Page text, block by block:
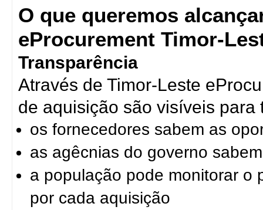
O que queremos
eProcurement Timor-
Transparência
Através de Timor-Leste
de aquisição são visíveis para
os fornecedores sabem as
as agêcnias do governo
a população pode monitorar o
por cada aquisição